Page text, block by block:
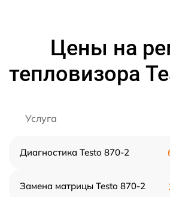
Цены на
тепловизора
Услуга
Диагностика Testo 870-2
Замена матрицы Testo 870-2